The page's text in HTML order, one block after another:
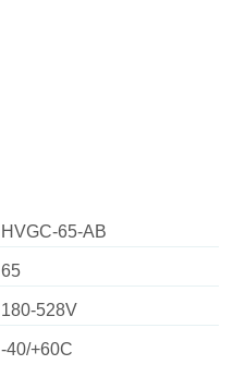
HVGC-65-AB
65
180-528V
-40/+60C